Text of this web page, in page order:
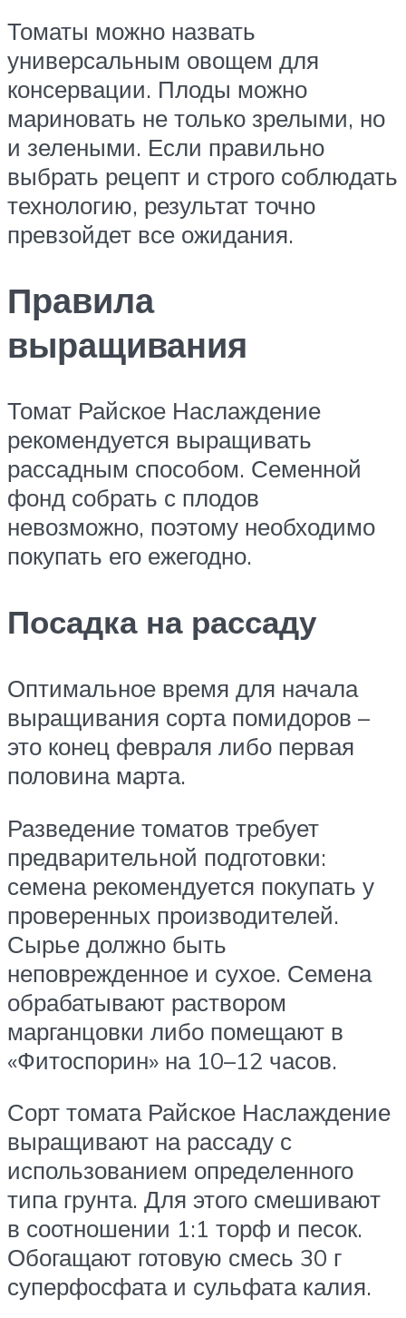
Томаты можно назвать
универсальным овощем для
консервации. Плоды можно
мариновать не только зрелыми, но
и зелеными. Если правильно
выбрать рецепт и строго соблюдать
технологию, результат точно
превзойдет все ожидания.
Правила
выращивания
Томат Райское Наслаждение
рекомендуется выращивать
рассадным способом. Семенной
фонд собрать с плодов
невозможно, поэтому необходимо
покупать его ежегодно.
Посадка на рассаду
Оптимальное время для начала
выращивания сорта помидоров –
это конец февраля либо первая
половина марта.
Разведение томатов требует
предварительной подготовки:
семена рекомендуется покупать у
проверенных производителей.
Сырье должно быть
неповрежденное и сухое. Семена
обрабатывают раствором
марганцовки либо помещают в
«Фитоспорин» на 10–12 часов.
Сорт томата Райское Наслаждение
выращивают на рассаду с
использованием определенного
типа грунта. Для этого смешивают
в соотношении 1:1 торф и песок.
Обогащают готовую смесь 30 г
суперфосфата и сульфата калия.